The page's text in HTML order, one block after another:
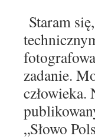
Staram
technicz
zadanie.
człowieka.
„Słowo